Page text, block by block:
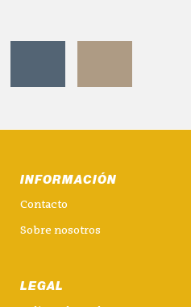
INFORMACIÓN
Contacto
Sobre nosotros
LEGAL